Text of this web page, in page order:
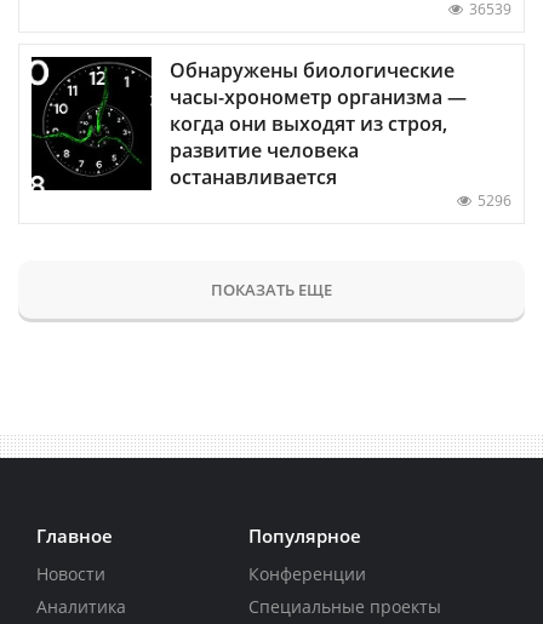
36539
Обнаружены биологические
часы-хронометр организма —
когда они выходят из строя,
развитие человека
останавливается
5296
ПОКАЗАТЬ ЕЩЕ
Главное
Новости
Аналитика
Популярное
Конференции
Специальные проекты